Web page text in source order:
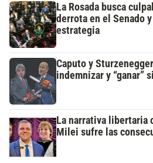
La Rosada busca
derrota en el Senado
estrategia
Caputo y
indemnizar y “ganar”
La narrativa libertaria
Milei sufre las